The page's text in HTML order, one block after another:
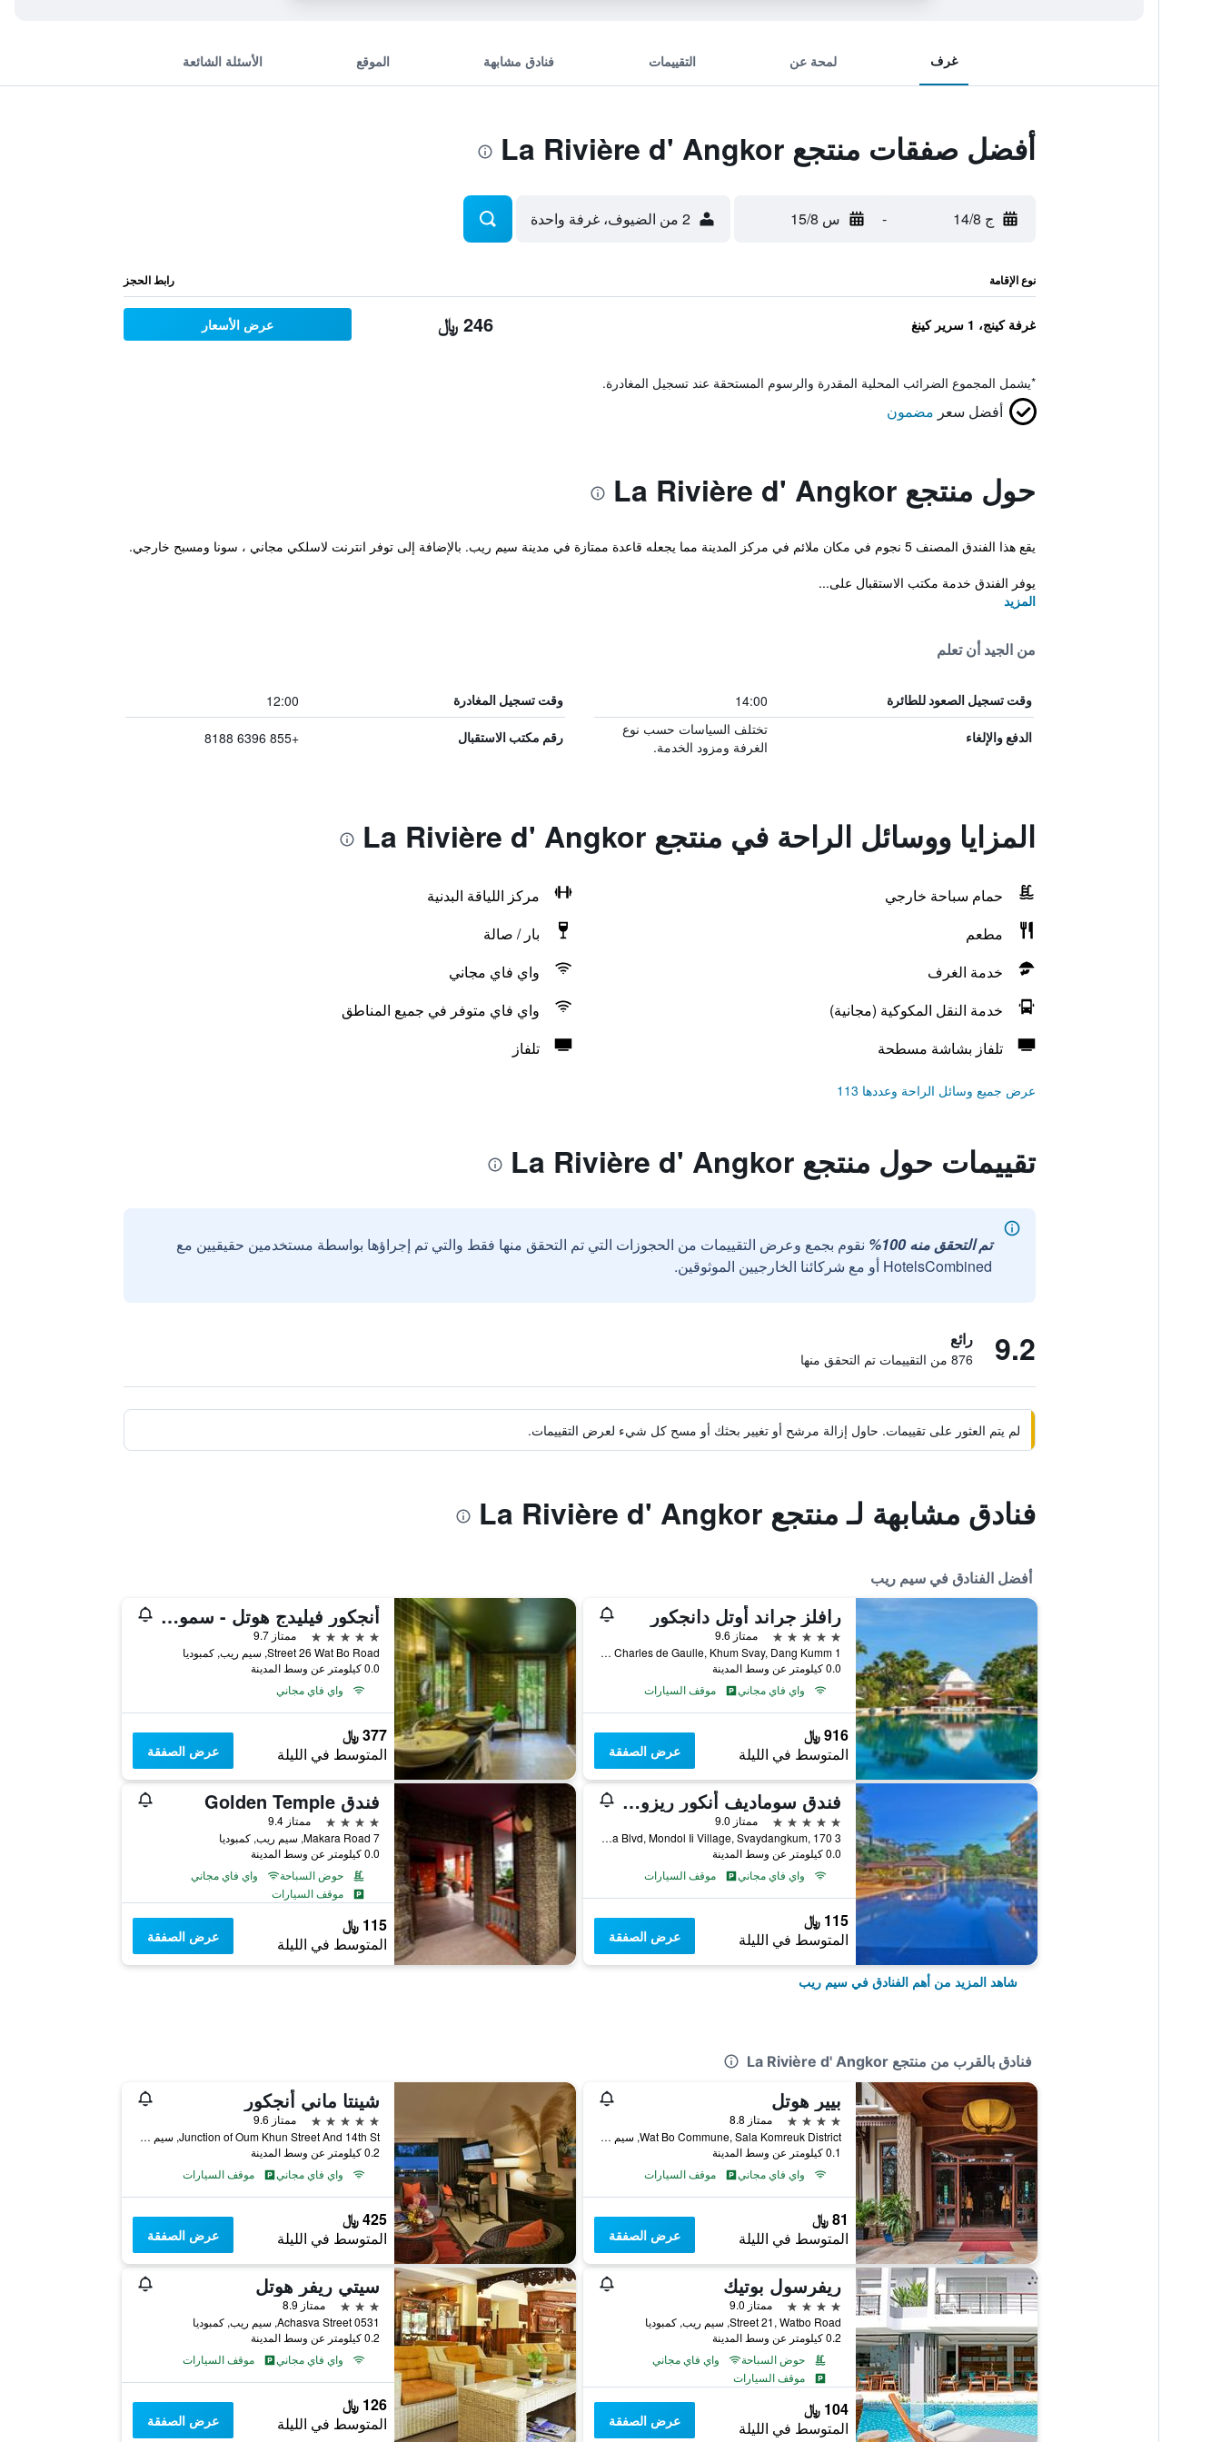
غرف لمحة عن التقييمات فنادق مشابهة الموقع الأسئلة الشائعة
أفضل صفقات منتجع La Rivière d' Angkor
ج 14/8 - س 15/8 2 من الضيوف، غرفة واحدة
نوع الإقامة رابط الحجز
غرفة كينج، 1 سرير كينغ 246 ﷼ عرض الأسعار
*يشمل المجموع الضرائب المحلية المقدرة والرسوم المستحقة عند تسجيل المغادرة.
أفضل سعر مضمون
حول منتجع La Rivière d' Angkor
يقع هذا الفندق المصنف 5 نجوم في مكان ملائم في مركز المدينة مما يجعله قاعدة ممتازة في مدينة سيم ريب. بالإضافة إلى توفر انترنت لاسلكي مجاني ، سونا ومسبح خارجي.
يوفر الفندق خدمة مكتب الاستقبال على...
المزيد
من الجيد أن تعلم
وقت تسجيل الصعود للطائرة 14:00 وقت تسجيل المغادرة 12:00
الدفع والإلغاء
تختلف السياسات حسب نوع
الغرفة ومزود الخدمة.
رقم مكتب الاستقبال +855 6396 8188
المزايا ووسائل الراحة في منتجع La Rivière d' Angkor
حمام سباحة خارجي
مركز اللياقة البدنية
مطعم
بار / صالة
خدمة الغرف
واي فاي مجاني
خدمة النقل المكوكية (مجانية)
واي فاي متوفر في جميع المناطق
تلفاز بشاشة مسطحة
تلفاز
عرض جميع وسائل الراحة وعددها 113
تقييمات حول منتجع La Rivière d' Angkor
تم التحقق منه 100%
نقوم بجمع وعرض التقييمات من الحجوزات التي تم التحقق منها فقط والتي تم إجراؤها بواسطة مستخدمين حقيقيين مع
HotelsCombined أو مع شركائنا الخارجيين الموثوقين.
9.2 رائع
876 من التقييمات تم التحقق منها
لم يتم العثور على تقييمات. حاول إزالة مرشح أو تغيير بحثك أو مسح كل شيء لعرض التقييمات.
فنادق مشابهة لـ منتجع La Rivière d' Angkor
أفضل الفنادق في سيم ريب
رافلز جراند أوتل دانجكور
5 نجوم
ممتاز 9.6
1 Vithei Charles de Gaulle, Khum Svay, Dang Kumm, سيم ريب, كمبوديا
0.0 كيلومتر عن وسط المدينة
واي فاي مجاني
موقف السيارات
916 ﷼
المتوسط في الليلة عرض الصفقة
أنجكور فيليدج هوتل - سمول لاكشري هوتلز أوف ذا وورلد
5 نجوم
ممتاز 9.7
Street 26 Wat Bo Road, سيم ريب, كمبوديا
0.0 كيلومتر عن وسط المدينة
واي فاي مجاني
377 ﷼
المتوسط في الليلة عرض الصفقة
فندق سوماديف أنكور ريزورت أند سبا
5 نجوم
ممتاز 9.0
Sivatha Blvd, Mondol Ii Village, Svaydangkum, 170 3, سيم ريب, كمبوديا
0.0 كيلومتر عن وسط المدينة
واي فاي مجاني
موقف السيارات
115 ﷼
المتوسط في الليلة عرض الصفقة
فندق Golden Temple
4 نجوم
ممتاز 9.4
7 Makara Road, سيم ريب, كمبوديا
0.0 كيلومتر عن وسط المدينة
حوض السباحة
واي فاي مجاني
موقف السيارات
115 ﷼
المتوسط في الليلة عرض الصفقة
شاهد المزيد من أهم الفنادق في سيم ريب
فنادق بالقرب من منتجع La Rivière d' Angkor
بيير هوتل
4 نجوم
ممتاز 8.8
Wat Bo Commune, Sala Komreuk District, سيم ريب, كمبوديا
0.1 كيلومتر عن وسط المدينة
واي فاي مجاني
موقف السيارات
81 ﷼
المتوسط في الليلة عرض الصفقة
شينتا ماني أنجكور
5 نجوم
ممتاز 9.6
Junction of Oum Khun Street And 14th St, سيم ريب, كمبوديا
0.2 كيلومتر عن وسط المدينة
واي فاي مجاني
موقف السيارات
425 ﷼
المتوسط في الليلة عرض الصفقة
ريفرسول بوتيك
4 نجوم
ممتاز 9.0
Street 21, Watbo Road, سيم ريب, كمبوديا
0.2 كيلومتر عن وسط المدينة
حوض السباحة
واي فاي مجاني
موقف السيارات
104 ﷼
المتوسط في الليلة عرض الصفقة
سيتي ريفر هوتل
3 نجوم
ممتاز 8.9
0531 Achasva Street, سيم ريب, كمبوديا
0.2 كيلومتر عن وسط المدينة
واي فاي مجاني
موقف السيارات
126 ﷼
المتوسط في الليلة عرض الصفقة